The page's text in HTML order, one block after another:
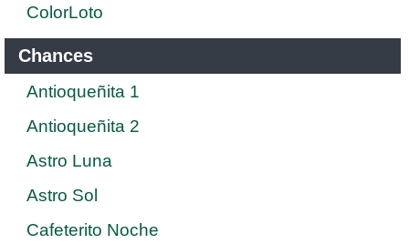
ColorLoto
Chances
Antioqueñita 1
Antioqueñita 2
Astro Luna
Astro Sol
Cafeterito Noche